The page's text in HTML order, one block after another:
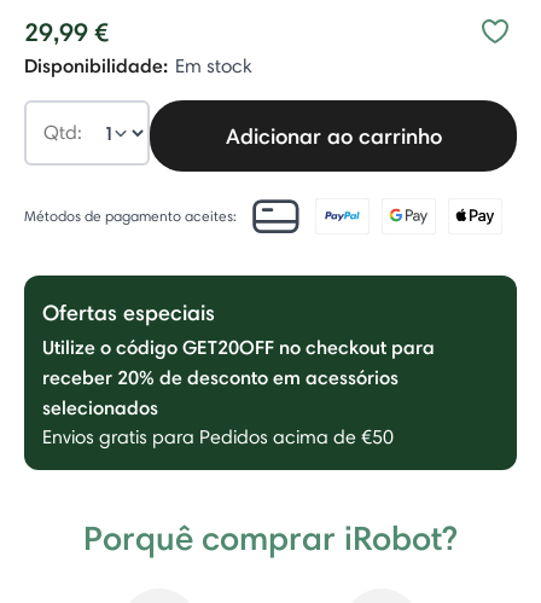
29,99 €
Disponibilidade: Em stock
Qtd: Adicionar ao carrinho
Métodos de pagamento aceites:
Ofertas especiais
Utilize o código GET20OFF no checkout para
receber 20% de desconto em acessórios
selecionados
Envios gratis para Pedidos acima de €50
Porquê comprar iRobot?